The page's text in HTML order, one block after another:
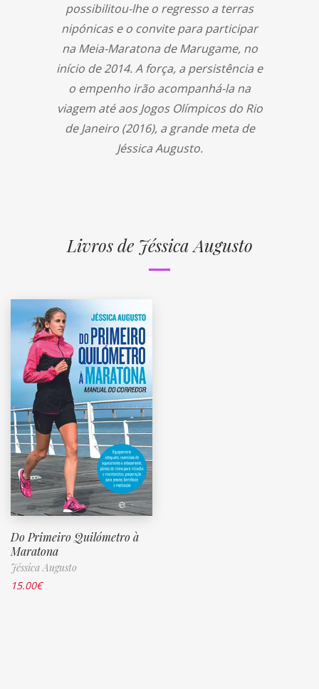
possibilitou-lhe o regresso a terras
nipónicas e o convite para participar
na Meia-Maratona de Marugame, no
início de 2014. A força, a persistência e
o empenho irão acompanhá-la na
viagem até aos Jogos Olímpicos do Rio
de Janeiro (2016), a grande meta de
Jéssica Augusto.
Livros de Jéssica Augusto
Do Primeiro Quilómetro à
Maratona
Jéssica Augusto
15.00€